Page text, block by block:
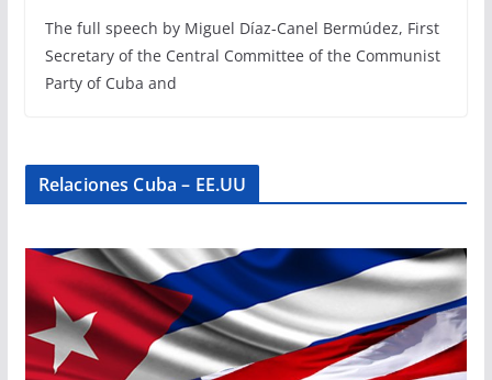
The full speech by Miguel Díaz-Canel Bermúdez, First
Secretary of the Central Committee of the Communist
Party of Cuba and
Relaciones Cuba – EE.UU